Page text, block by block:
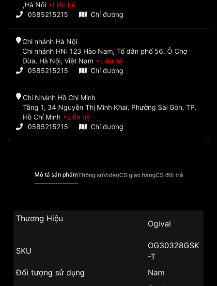
,Hà Nội
Liên hệ
0585215215
Chỉ đường
Chi nhánh Hà Nội
Chi nhánh HN: 123 Hào Nam, Tổ dân phố 56, Ô Chợ
Dừa, Hà Nội, Việt Nam
Liên hệ
0585215215
Chỉ đường
Chi Nhánh Hồ Chí Minh
Tầng 1, 34 Nguyễn Thị Minh Khai, Phường Sài Gòn, TP.
Hồ Chí Minh
Liên hệ
0585215215
Chỉ đường
Mô tả sản phẩmThông sốVideoCS giao hàngCS đổi trả
Thương Hiệu
Ogival
SKU
OG30328GSK
-T
Đối tượng sử dụng
Nam